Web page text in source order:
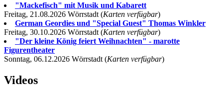
"Mackefisch" mit Musik und Kabarett
Freitag, 21.08.2026 Wörrstadt (Karten verfügbar)
German Geordies und "Special Guest" Thomas Winkler
Freitag, 30.10.2026 Wörrstadt (Karten verfügbar)
"Der kleine König feiert Weihnachten" - marotte
Figurentheater
Sonntag, 06.12.2026 Wörrstadt (Karten verfügbar)
Videos